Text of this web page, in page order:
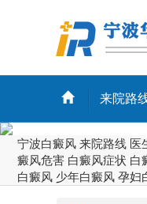
来院路
宁波白癜风 来院路线 医
癜风危害 白癜风症状 白
白癜风 少年白癜风 孕妇